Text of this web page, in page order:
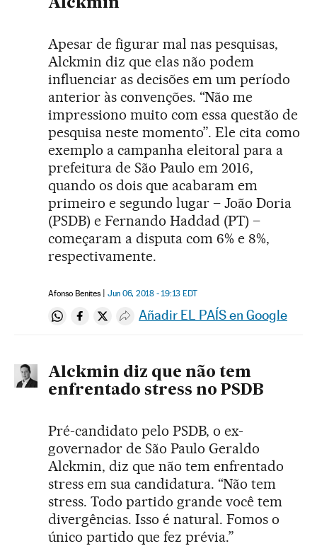
Alckmin
Apesar de figurar mal nas pesquisas,
Alckmin diz que elas não podem
influenciar as decisões em um período
anterior às convenções. “Não me
impressiono muito com essa questão de
pesquisa neste momento”. Ele cita como
exemplo a campanha eleitoral para a
prefeitura de São Paulo em 2016,
quando os dois que acabaram em
primeiro e segundo lugar – João Doria
(PSDB) e Fernando Haddad (PT) –
começaram a disputa com 6% e 8%,
respectivamente.
Afonso Benites Jun 06, 2018 - 19:13 EDT
Compartir en Whatsapp
Compartir en Facebook
Compartir en Twitter
Desplegar Redes Sociales
Añadir EL PAÍS en Google
Alckmin diz que não tem
enfrentado stress no PSDB
Pré-candidato pelo PSDB, o ex-
governador de São Paulo Geraldo
Alckmin, diz que não tem enfrentado
stress em sua candidatura. “Não tem
stress. Todo partido grande você tem
divergências. Isso é natural. Fomos o
único partido que fez prévia.”